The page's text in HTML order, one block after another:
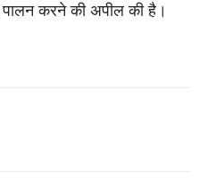
पालन करने की अपील की है।